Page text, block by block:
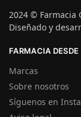
2024 © Farmacia
Diseñado y
FARMACIA
Marcas
Sobre nosotros
Síguenos en